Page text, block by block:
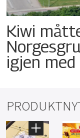
Kiwi
igjen